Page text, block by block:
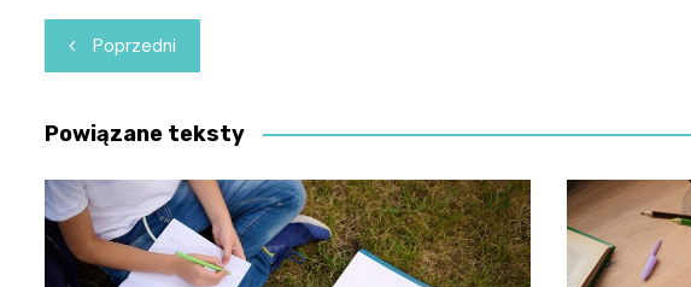
Nawigacja
wpisu
Poprzedni
Powiązane teksty